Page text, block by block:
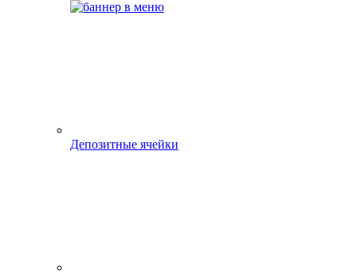
Депозитные ячейки